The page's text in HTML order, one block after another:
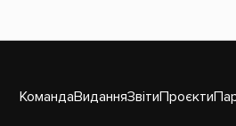
КомандаВиданняЗвітиПроєкти